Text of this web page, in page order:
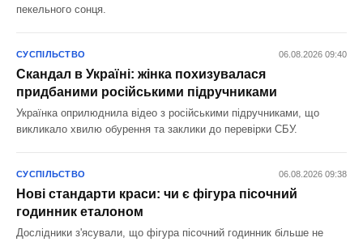
пекельного сонця.
СУСПІЛЬСТВО 06.08.2026 09:40
Скандал в Україні: жінка похизувалася
придбаними російськими підручниками
Українка оприлюднила відео з російськими підручниками, що
викликало хвилю обурення та заклики до перевірки СБУ.
СУСПІЛЬСТВО 06.08.2026 09:38
Нові стандарти краси: чи є фігура пісочний
годинник еталоном
Дослідники з'ясували, що фігура пісочний годинник більше не